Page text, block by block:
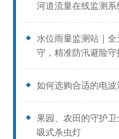
河道流量在线监测系
水位雨量监测站｜全
守，精准防汛避险守
如何选购合适的电波
果园、农田的守护
吸式杀虫灯